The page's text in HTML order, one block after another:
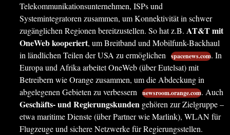
Telekommunikationsunternehmen, ISPs und
Systemintegratoren zusammen, um Konnektivität in schwer
zugänglichen Regionen bereitzustellen. So hat z.B. AT&T mit
OneWeb kooperiert, um Breitband und Mobilfunk-Backhaul
in ländlichen Teilen der USA zu ermöglichen spacenews.com. In
Europa und Afrika arbeitet OneWeb (über Eutelsat) mit
Betreibern wie Orange zusammen, um die Abdeckung in
abgelegenen Gebieten zu verbessern newsroom.orange.com. Auch
Geschäfts- und Regierungskunden gehören zur Zielgruppe –
etwa maritime Dienste (über Partner wie Marlink), WLAN für
Flugzeuge und sichere Netzwerke für Regierungsstellen.